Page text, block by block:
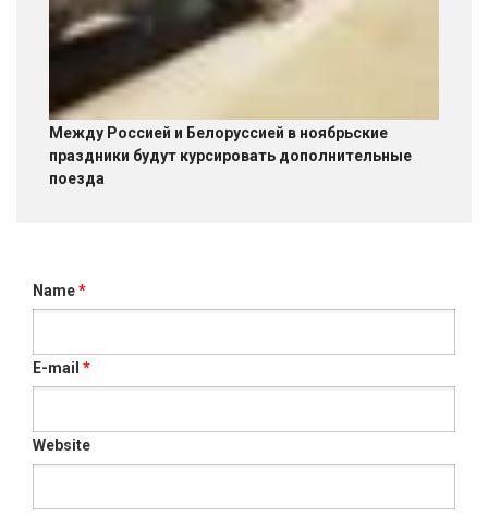
Между Россией и Белоруссией в ноябрьские
праздники будут курсировать дополнительные
поезда
Name*
E-mail *
Website